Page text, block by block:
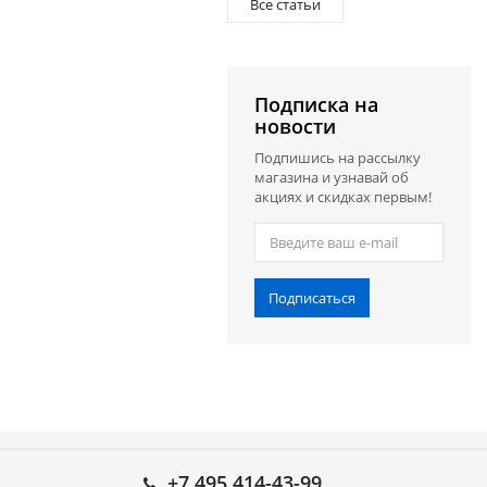
Все статьи
Подписка на
новости
Подпишись на рассылку
магазина и узнавай об
акциях и скидках первым!
Подписаться